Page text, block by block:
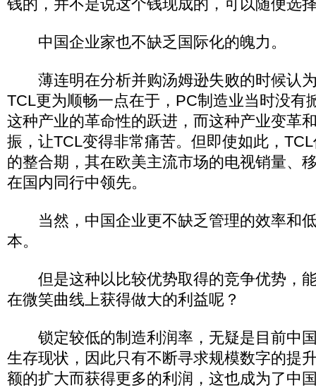
钱的，并不是说这个钱现成的，可以随便选
中国企业家也不缺乏国际化的魄力。
薄连明在分析并购汤姆逊失败的时候认
TCL更为顺畅一点在于，PC制造业当时没有
这种产业的革命性的跃进，而这种产业变革
振，让TCL变得非常痛苦。但即使如此，
的整合期，其在欧美主流市场的电视销量、
在国内同行中领先。
当然，中国企业更不缺乏管理的效率和
本。
但是这种以比较优势取得的竞争优势，
在微笑曲线上获得做大的利益呢？
锁定较低的制造利润率，无疑是目前中
生存现状，因此只有不断寻求规模数字的提
额的扩大而获得更多的利润，这也成为了中